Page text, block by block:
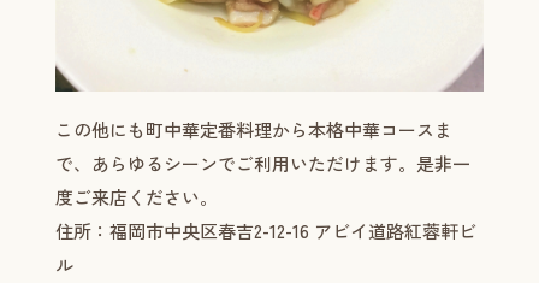
この他にも町中華定番料理から本格中華コースま
で、あらゆるシーンでご利用いただけます。是非一
度ご来店ください。
住所：福岡市中央区春吉2-12-16 アビイ道路紅蓉軒ビ
ル